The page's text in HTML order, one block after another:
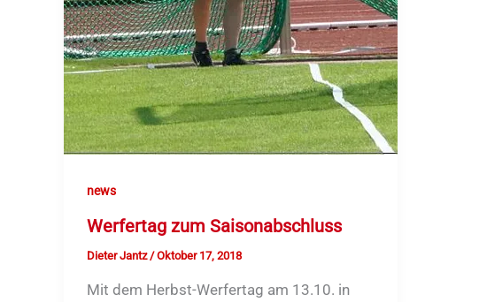
news
Werfertag zum Saisonabschluss
Dieter Jantz /Oktober 17, 2018
Mit dem Herbst-Werfertag am 13.10. in